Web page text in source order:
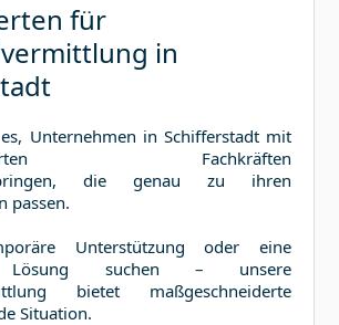
für
in
Unternehmen in Schifferstadtmit
Fachkräften
die genau zu ihren
passen.
Unterstützung oder eine
Lösung suchen – unsere
bietet maßgeschneiderte
Situation.